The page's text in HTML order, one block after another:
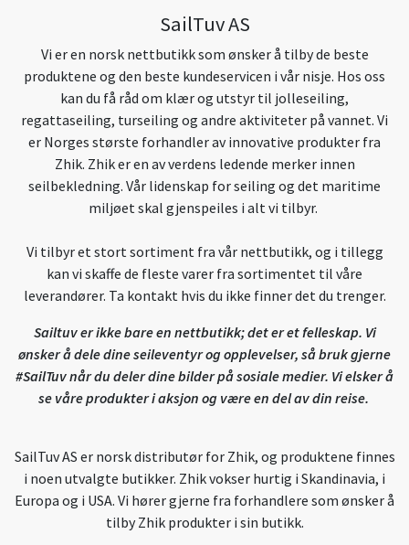
SailTuv AS
Vi er en norsk nettbutikk som ønsker å tilby de beste
produktene og den beste kundeservicen i vår nisje. Hos oss
kan du få råd om klær og utstyr til jolleseiling,
regattaseiling, turseiling og andre aktiviteter på vannet. Vi
er Norges største forhandler av innovative produkter fra
Zhik. Zhik er en av verdens ledende merker innen
seilbekledning. Vår lidenskap for seiling og det maritime
miljøet skal gjenspeiles i alt vi tilbyr.
Vi tilbyr et stort sortiment fra vår nettbutikk, og i tillegg
kan vi skaffe de fleste varer fra sortimentet til våre
leverandører. Ta kontakt hvis du ikke finner det du trenger.
Sailtuv er ikke bare en nettbutikk; det er et felleskap. Vi
ønsker å dele dine seileventyr og opplevelser, så bruk gjerne
#SailTuv når du deler dine bilder på sosiale medier. Vi elsker å
se våre produkter i aksjon og være en del av din reise.
SailTuv AS er norsk distributør for Zhik, og produktene finnes
i noen utvalgte butikker. Zhik vokser hurtig i Skandinavia, i
Europa og i USA. Vi hører gjerne fra forhandlere som ønsker å
tilby Zhik produkter i sin butikk.